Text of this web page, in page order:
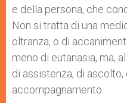
e della persona, che
Non si tratta di una
oltranza, o di
meno di eutanasia, ma,
di assistenza, di
accompagnamento.